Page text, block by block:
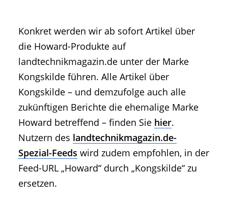
Konkret werden wir ab sofort Artikel über
die Howard-Produkte auf
landtechnikmagazin.de unter der Marke
Kongskilde führen. Alle Artikel über
Kongskilde – und demzufolge auch alle
zukünftigen Berichte die ehemalige Marke
Howard betreffend – finden Sie hier.
Nutzern des landtechnikmagazin.de-
Spezial-Feeds wird zudem empfohlen, in der
Feed-URL „Howard“ durch „Kongskilde“ zu
ersetzen.